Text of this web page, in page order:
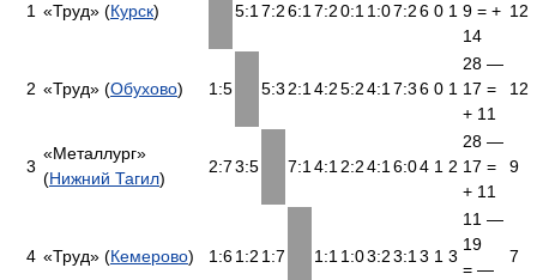
1 «Труд» (Курск) 5:1 7:26:1 7:20:1 1:07:26 0 1 9 = +
14
12
2 «Труд» (Обухово) 1:5 5:3 2:1 4:25:24:1 7:36 0 1
28 —
17 =
+ 11
12
3
«Металлург»
(Нижний Тагил)
2:73:5 7:1 4:1 2:24:1 6:04 1 2
28 —
17 =
+ 11
9
4 «Труд» (Кемерово) 1:61:2 1:7 1:1 1:03:23:1 3 1 3
11 —
19
= —
7